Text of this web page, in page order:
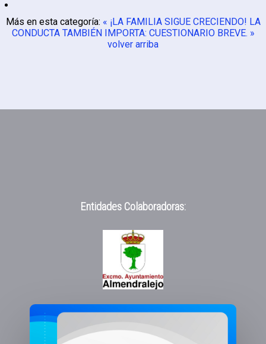
Más en esta categoría: « ¡LA FAMILIA SIGUE CRECIENDO! LA
CONDUCTA TAMBIÉN IMPORTA: CUESTIONARIO BREVE. »
volver arriba
Entidades Colaboradoras: